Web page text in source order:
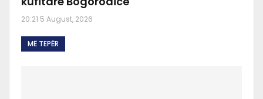
20:21 5 August, 2026
MË TEPËR